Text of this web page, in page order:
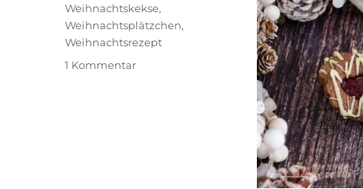
Weihnachtskekse,
Weihnachtsplätzchen,
Weihnachtsrezept
1 Kommentarzu